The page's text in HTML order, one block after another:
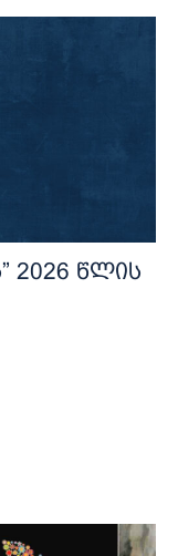
2026 წლის